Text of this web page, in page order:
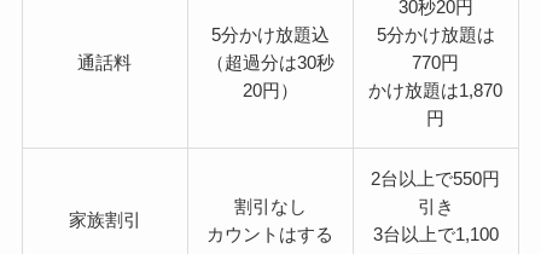
通話料
5分かけ放題込
（超過分は30秒
20円）
30秒20円
5分かけ放題は
770円
かけ放題は1,870
円
家族割引
割引なし
カウントはする
2台以上で550円
引き
3台以上で1,100